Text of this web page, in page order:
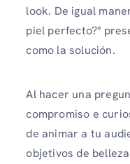
look. De igual
piel perfecto?"
como la solución.
Al hacer una
compromiso e
de animar a tu
objetivos de